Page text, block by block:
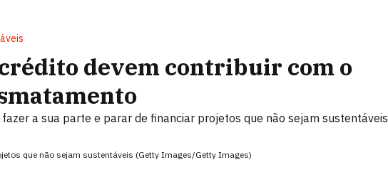
devem contribuir com o
a sua parte e parar de financiar projetos que não sejam sustentáveis
que não sejam sustentáveis (Getty Images/Getty Images)